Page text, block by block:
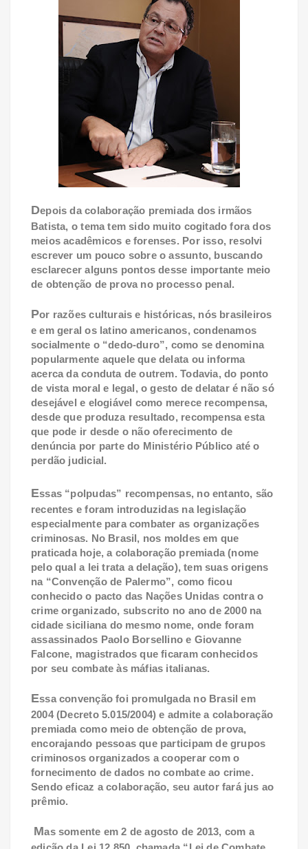
Depois da colaboração premiada dos irmãos
Batista, o tema tem sido muito cogitado fora dos
meios acadêmicos e forenses. Por isso, resolvi
escrever um pouco sobre o assunto, buscando
esclarecer alguns pontos desse importante meio
de obtenção de prova no processo penal.
Por razões culturais e históricas, nós brasileiros
e em geral os latino americanos, condenamos
socialmente o “dedo-duro”, como se denomina
popularmente aquele que delata ou informa
acerca da conduta de outrem. Todavia, do ponto
de vista moral e legal, o gesto de delatar é não só
desejável e elogiável como merece recompensa,
desde que produza resultado, recompensa esta
que pode ir desde o não oferecimento de
denúncia por parte do Ministério Público até o
perdão judicial.
Essas “polpudas” recompensas, no entanto, são
recentes e foram introduzidas na legislação
especialmente para combater as organizações
criminosas. No Brasil, nos moldes em que
praticada hoje, a colaboração premiada (nome
pelo qual a lei trata a delação), tem suas origens
na “Convenção de Palermo”, como ficou
conhecido o pacto das Nações Unidas contra o
crime organizado, subscrito no ano de 2000 na
cidade siciliana do mesmo nome, onde foram
assassinados Paolo Borsellino e Giovanne
Falcone, magistrados que ficaram conhecidos
por seu combate às máfias italianas.
Essa convenção foi promulgada no Brasil em
2004 (Decreto 5.015/2004) e admite a colaboração
premiada como meio de obtenção de prova,
encorajando pessoas que participam de grupos
criminosos organizados a cooperar com o
fornecimento de dados no combate ao crime.
Sendo eficaz a colaboração, seu autor fará jus ao
prêmio.
Mas somente em 2 de agosto de 2013, com a